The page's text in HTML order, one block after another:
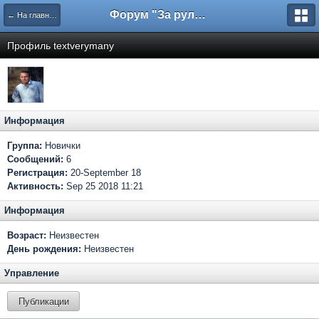
← На главную Форум "За рулем"
Профиль textverymany
Информация
Группа: Новички
Сообщений: 6
Регистрация: 20-September 18
Активность: Sep 25 2018 11:21
Информация
Возраст: Неизвестен
День рождения: Неизвестен
Управление
Публикации